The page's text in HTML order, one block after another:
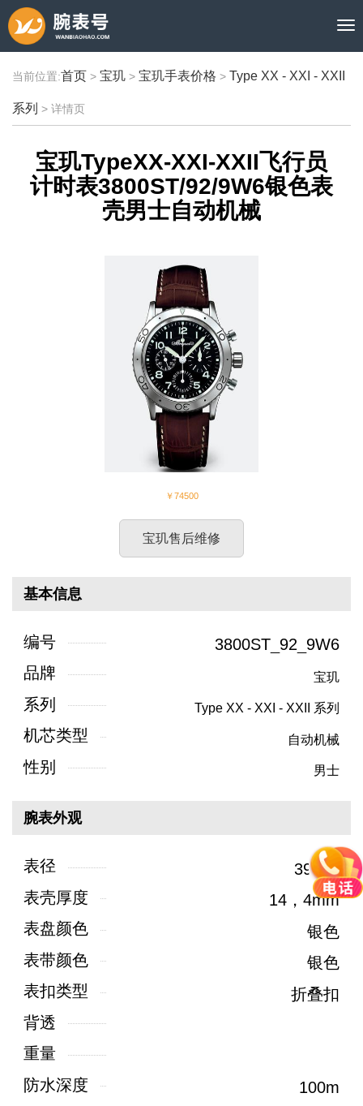
当前位置:首页 > 宝玑 > 宝玑手表价格 > Type XX - XXI - XXII
系列 > 详情页
宝玑TypeXX-XXI-XXII飞行员
计时表3800ST/92/9W6银色表
壳男士自动机械
￥74500
宝玑售后维修
基本信息
编号
3800ST_92_9W6
品牌
宝玑
系列 Type XX - XXI - XXII 系列
机芯类型 自动机械
性别 男士
腕表外观
表径
39mm
表壳厚度
14，4mm
表盘颜色
银色
表带颜色
银色
表扣类型
折叠扣
背透
重量
防水深度
100m